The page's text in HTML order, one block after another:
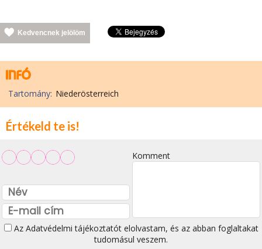
Kedvencnek jelölöm
Tartomány: Niederösterreich
Értékeld te is!
Komment
Az Adatvédelmi tájékoztatótelolvastam, és az abban foglaltakat
tudomásul veszem.